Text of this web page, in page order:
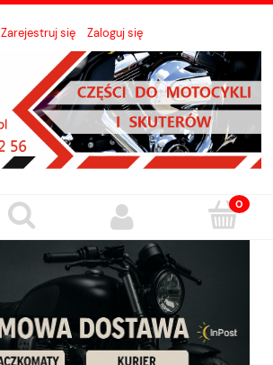
Zarejestruj się Zaloguj się